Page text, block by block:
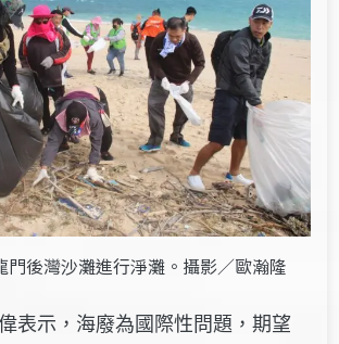
門後灣沙灘進行淨灘。攝影／歐瀚隆
表示，海廢為國際性問題，期望